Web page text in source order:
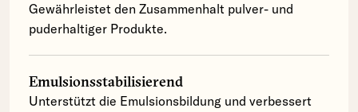
Gewährleistet den Zusammenhalt pulver- und
puderhaltiger Produkte.
Emulsionsstabilisierend
Unterstützt die Emulsionsbildung und verbessert